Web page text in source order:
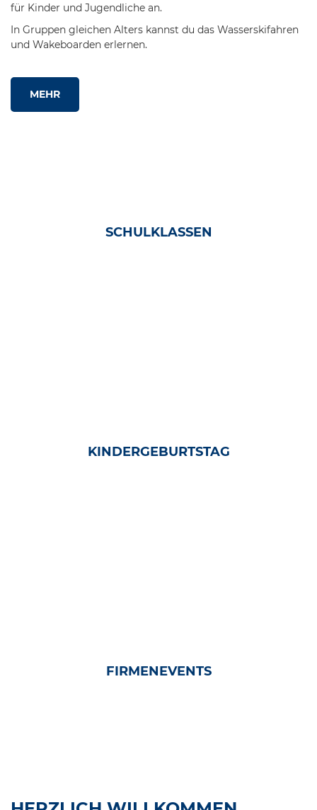
für Kinder und Jugendliche an.
In Gruppen gleichen Alters kannst du das Wasserskifahren
und Wakeboarden erlernen.
MEHR
SCHULKLASSEN
KINDERGEBURTSTAG
FIRMENEVENTS